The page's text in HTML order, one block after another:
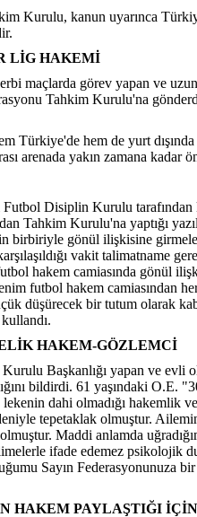
Kurulu, kanun uyarınca
LİG HAKEMİ
maçlarda görev yapan ve
Tahkim Kurulu'na
Türkiye'de hem de yurt
arenada yakın zamana kadar
Disiplin Kurulu
Tahkim Kurulu'na yaptığı
birbiriyle gönül ilişkisine
vakit talimatname
hakem camiasında gönül
futbol hakem camiasından
düşürecek bir tutum olarak
HAKEM-GÖZLEMCİ
Başkanlığı yapan ve evli
bildirdi. 61 yaşındaki O.E.
dahi olmadığı hakemlik
tepetaklak olmuştur.
Maddi anlamda
ifade edemez psikolojik
Sayın Federasyonunuza
HAKEM PAYLAŞTIĞI